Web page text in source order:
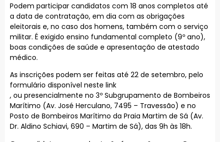
Podem participar candidatos com 18 anos completos até
a data de contratação, em dia com as obrigações
eleitorais e, no caso dos homens, também com o serviço
militar. É exigido ensino fundamental completo (9º ano),
boas condições de saúde e apresentação de atestado
médico.
As inscrições podem ser feitas até 22 de setembro, pelo
formulário disponível neste link
, ou presencialmente no 3º Subgrupamento de Bombeiros
Marítimo (Av. José Herculano, 7495 – Travessão) e no
Posto de Bombeiros Marítimo da Praia Martim de Sá (Av.
Dr. Aldino Schiavi, 690 – Martim de Sá), das 9h às 18h.